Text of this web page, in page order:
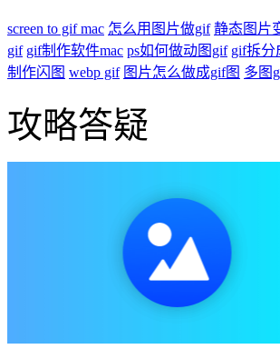
screen to gif mac 怎么用图片做gif 静态图片
gif gif制作软件mac ps如何做动图gif gif拆分
制作闪图 webp gif 图片怎么做成gif图 多图
攻略答疑